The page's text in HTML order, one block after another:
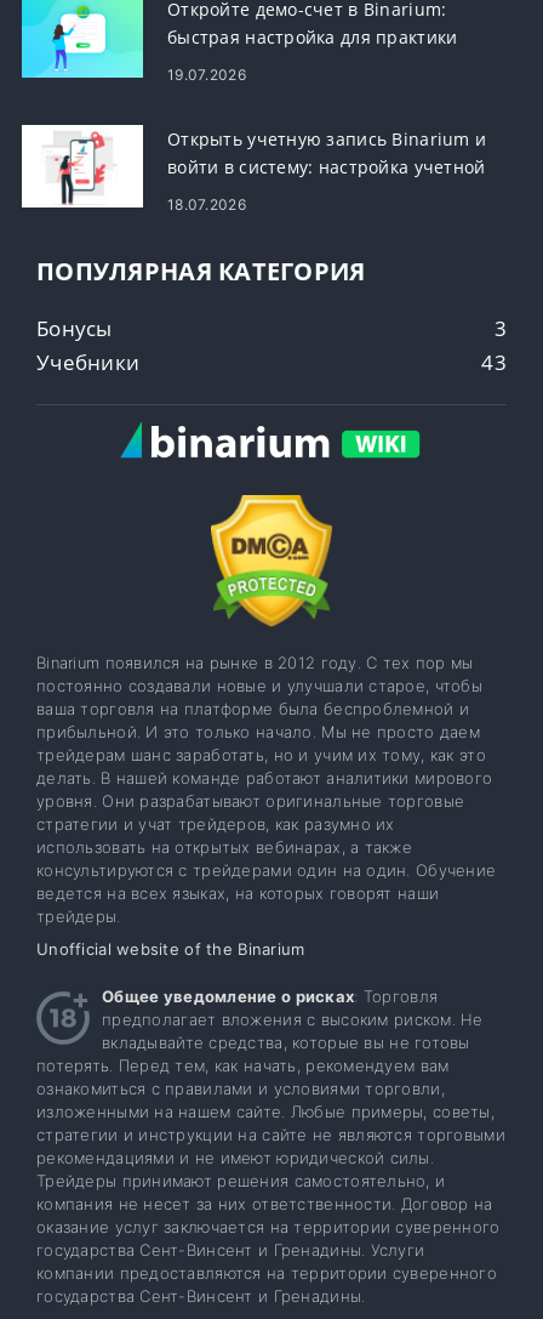
Откройте демо-счет в Binarium:
быстрая настройка для практики
торговли
19.07.2026
Открыть учетную запись Binarium и
войти в систему: настройка учетной
записи и доступ к ней
18.07.2026
ПОПУЛЯРНАЯ КАТЕГОРИЯ
Бонусы
3
Учебники
43
Binarium появился на рынке в 2012 году. С тех пор мы
постоянно создавали новые и улучшали старое, чтобы
ваша торговля на платформе была беспроблемной и
прибыльной. И это только начало. Мы не просто даем
трейдерам шанс заработать, но и учим их тому, как это
делать. В нашей команде работают аналитики мирового
уровня. Они разрабатывают оригинальные торговые
стратегии и учат трейдеров, как разумно их
использовать на открытых вебинарах, а также
консультируются с трейдерами один на один. Обучение
ведется на всех языках, на которых говорят наши
трейдеры.
Unofficial website of the Binarium
Общее уведомление о рисках: Торговля
предполагает вложения с высоким риском. Не
вкладывайте средства, которые вы не готовы
потерять. Перед тем, как начать, рекомендуем вам
ознакомиться с правилами и условиями торговли,
изложенными на нашем сайте. Любые примеры, советы,
стратегии и инструкции на сайте не являются торговыми
рекомендациями и не имеют юридической силы.
Трейдеры принимают решения самостоятельно, и
компания не несет за них ответственности. Договор на
оказание услуг заключается на территории суверенного
государства Сент-Винсент и Гренадины. Услуги
компании предоставляются на территории суверенного
государства Сент-Винсент и Гренадины.